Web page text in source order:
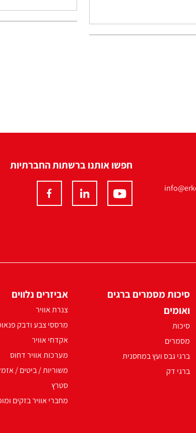
חפשו אותנו ברשתות החברתיות
סיכות מסמרים ברגים
ואומים
סיכות
מסמרים
ברגי גבס ועץ במחסנית
ברגי דק
אביזרים נלווים
צנרת אוויר
מרססי צבע ודבק
אקדחי אוויר
מערכות אוויר דחוס
משוריות / ביטים /
סטרץ
מחברי אוויר בזקים